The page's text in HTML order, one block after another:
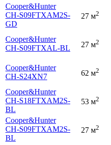
Cooper&Hunter
CH-S09FTXAM2S-
GD
27 м2
Cooper&Hunter
CH-S09FTXAL-BL
27 м2
Cooper&Hunter
CH-S24XN7
62 м2
Cooper&Hunter
CH-S18FTXAM2S-
BL
53 м2
Cooper&Hunter
CH-S09FTXAM2S-
BL
27 м2